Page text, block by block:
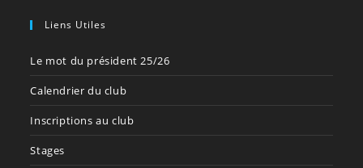
Liens Utiles
Le mot du président 25/26
Calendrier du club
Inscriptions au club
Stages